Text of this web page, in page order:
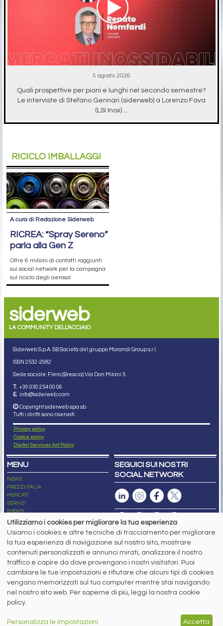
5 agosto 2026
Quali prospettive per piani e lunghi nel secondo semestre?
Le interviste di Stefano Gennari (siderweb) a Lorenzo Fava
(LSI Inox) ...
RICICLO IMBALLAGGI
A cura di Redazione Siderweb
RICREA: “Spray Sereno”
parla alla Gen Z
Oltre 6 milioni di contatti raggiunti
sui social network per la campagna
sul riciclo degli aerosol
siderweb
LA COMMUNITY DELL'ACCIAIO
Siderweb S.p.A. SB Società del gruppo Morandi Group s.r.l.
ISSN 2532-2982
Sede sociale: Flero (Brescia) Via Don Milani 5
T. +39 030 254 00 06
E. info@siderweb.com
Copyright siderweb spa sb
Tutti i diritti sono riservati
Privacy policy
Cookie policy
Digital Services Act Policy
MENU
NEWS
PREZZI ITALIA
MERCATI
SERVIZI
EVENTI
ABBONAMENTI
NEWSLETTER
SEGUICI SUI NOSTRI
SOCIAL NETWORK
Capitale Sociale: 190.000€ interamente versato
Registro delle Imprese di Brescia
Codice Fiscale e Partita I.V.A.:IT03562320170
R.E.A. n. 419331
www.siderweb.com: Autorizzazione del Tribunale di Brescia n. 11/2004 del 17
marzo 2004, Iscrizione al R.O.C. n. 26116.
Direttrice Responsabile:
Elisa Bonomelli
Stefano Gennari
Utilizziamo i cookies per migliorare la tua esperienza
Usiamo i cookies e altre tecniche di tracciamento per migliorare
la tua esperienza di navigazione sul nostro sito, mostrare
contenuti personalizzati e annunci mirati, analizzare il nostro
traffico e capire da dove provengono i nostri visitatori. Puoi
cambiare le tue impostazioni e rifiutare che alcuni tipi di cookies
vengano memorizzati sul tuo computer mentre stai navigando
nel nostro sito web. Per saperne di più, leggi la nostra cookie
policy.
Personalizza le impostazioni Accetta